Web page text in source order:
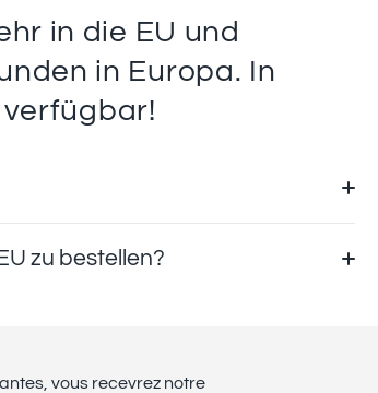
in die EU und
in Europa. In
zu bestellen?
vous recevrez notre